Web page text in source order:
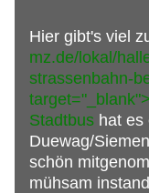
Hier gibt's viel
mz.de/lokal/
strassenbahn-
Stadtbus hat es
Duewag/
schön
mühsam